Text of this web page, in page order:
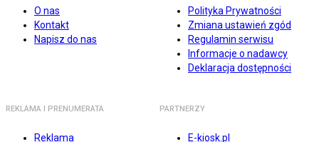
O nas
Kontakt
Napisz do nas
Polityka Prywatności
Zmiana ustawień zgód
Regulamin serwisu
Informacje o nadawcy
Deklaracja dostępności
REKLAMA I PRENUMERATA
Reklama
PARTNERZY
E-kiosk.pl